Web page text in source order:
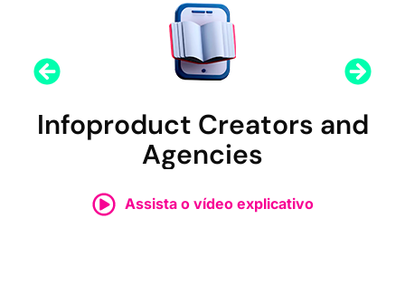
Infoproduct Creators and
Agencies
Assista o vídeo explicativo